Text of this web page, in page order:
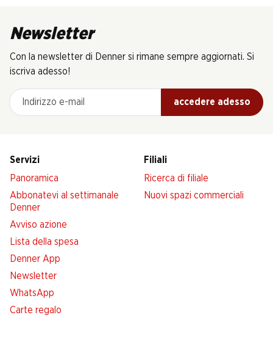
Newsletter
Con la newsletter di Denner si rimane sempre aggiornati. Si
iscriva adesso!
Indirizzo e-mail
accedere adesso
Servizi
Panoramica
Abbonatevi al settimanale
Denner
Avviso azione
Lista della spesa
Denner App
Newsletter
WhatsApp
Carte regalo
Filiali
Ricerca di filiale
Nuovi spazi commerciali